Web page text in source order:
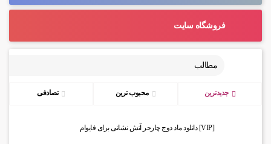
فروشگاه سایت
مطالب
جدیدترین محبوب ترین تصادفی
[VIP] دانلود ماد دوج چارجر آتش نشانی برای فایوام